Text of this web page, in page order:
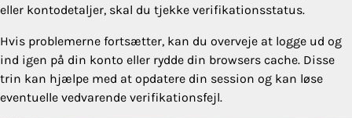
eller kontodetaljer, skal du tjekke verifikationsstatus.
Hvis problemerne fortsætter, kan du overveje at logge ud og
ind igen på din konto eller rydde din browsers cache. Disse
trin kan hjælpe med at opdatere din session og kan løse
eventuelle vedvarende verifikationsfejl.